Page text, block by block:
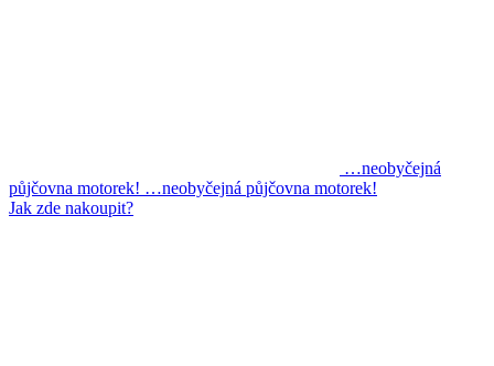
…neobyčejná
půjčovna motorek! …neobyčejná půjčovna motorek!
Jak zde nakoupit?